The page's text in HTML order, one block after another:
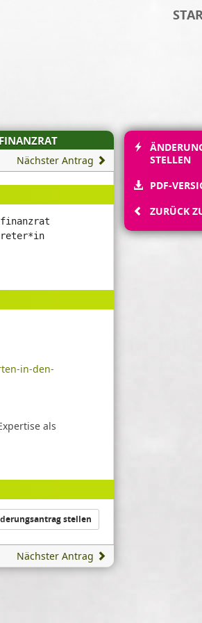
Nächster Antrag
in-den-
als
stellen
Nächster Antrag
STELLEN
PDF-
ZURÜCK